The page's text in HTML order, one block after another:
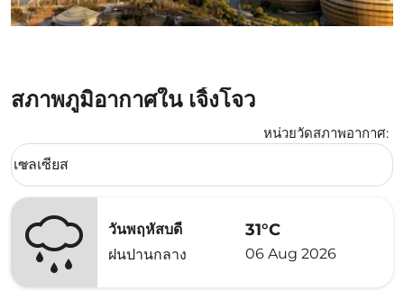
สภาพภูมิอากาศใน เจิ้งโจว
หน่วยวัดสภาพอากาศ:
Weather unit option เซลเซียส Selected
เซลเซียส
keyboard_arrow_down
วันพฤหัสบดี
ฝนปานกลาง
31°C
06 Aug 2026